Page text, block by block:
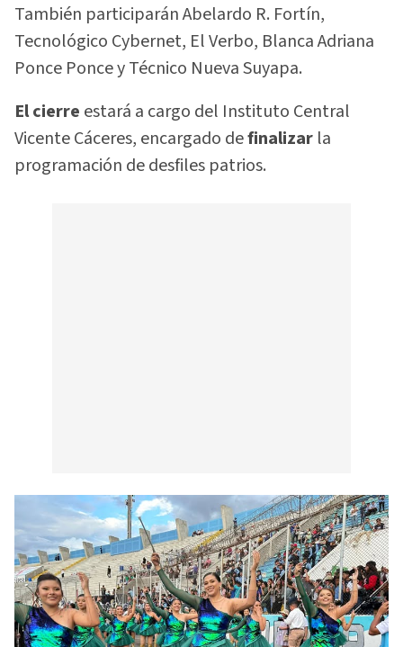
También participarán Abelardo R. Fortín,
Tecnológico Cybernet, El Verbo, Blanca Adriana
Ponce Ponce y Técnico Nueva Suyapa.
El cierre estará a cargo del Instituto Central
Vicente Cáceres, encargado definalizar la
programación de desfiles patrios.